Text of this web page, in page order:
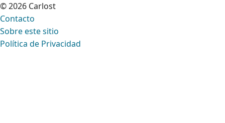
© 2026 Carlost
Contacto
Sobre este sitio
Política de Privacidad